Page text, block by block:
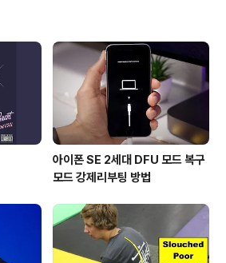
패드 월페이퍼 22장(참고)
그의 모든 글은 저작권법
적인 이용도 허가하지 않
습니다.▲ 사전협의 없이
도용, 전재 및 복제, 배포를
아이폰 SE 2세대 DFU 모드 복구
모드 강제리부팅 방법